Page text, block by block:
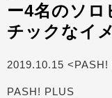
ー4名のソロ
チックなイ
2019.10.15 <PASH!
PASH! PLUS